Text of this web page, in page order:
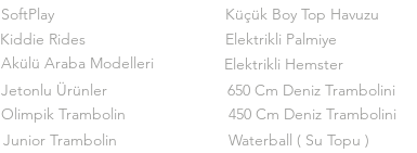
SoftPlay
Kiddie Rides
Akülü Araba Modelleri
Jetonlu Ürünler
Olimpik Trambolin
Junior Trambolin
Küçük Boy Top Havuzu
Elektrikli Palmiye
Elektrikli Hemster
650 Cm Deniz Trambolini
450 Cm Deniz Trambolini
Waterball ( Su Topu )